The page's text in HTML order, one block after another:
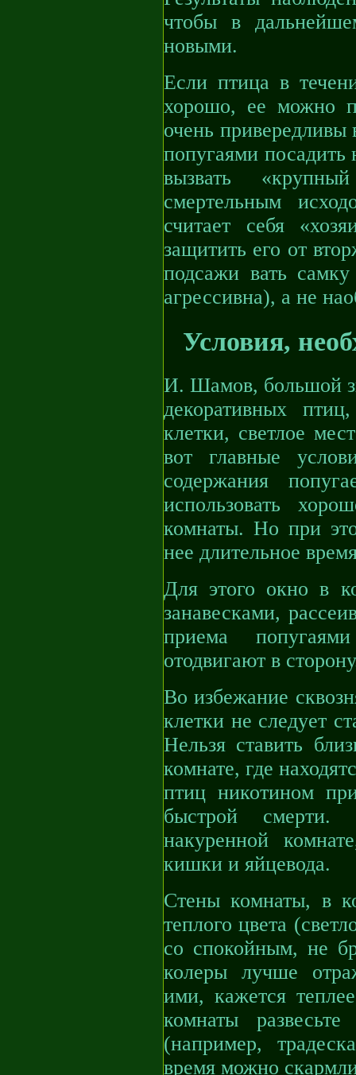
чтобы в
новыми.
Если птица в
хорошо, ее можно
очень привередливы
попугаями
вызвать
смертельным
считает себя
защитить его от
подсажи вать
агрессивна), а не
Условия,
И. Шамов, большой
декоративных
клетки, светлое
вот главные
содержания
использовать
комнаты. Но при
нее длительное
Для этого окно в
занавесками,
приема
отодвигают в
Во избежание
клетки не следует
Нельзя ставить
комнате, где
птиц никотином
быстрой смерти.
накуренной
кишки и яйцевода.
Стены комнаты, в
теплого цвета
со спокойным, не
колеры лучше
ими, кажется
комнаты
(например,
время можно